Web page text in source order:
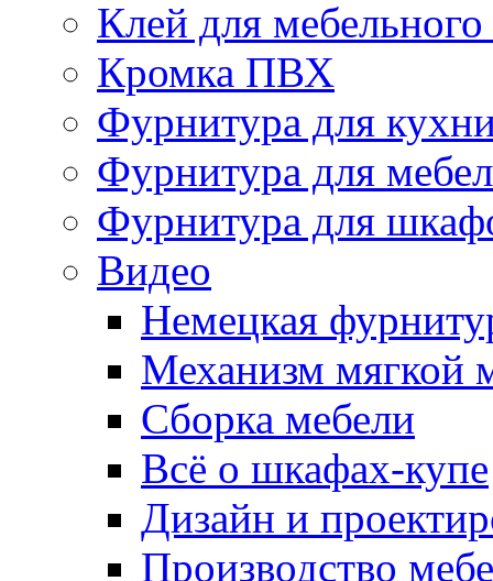
Клей для мебельного
Кромка ПВХ
Фурнитура для
Фурнитура для
Фурнитура для
Видео
Немецкая
Механизм мягкой
Сборка мебели
Всё о шкафах-купе
Дизайн и
Производство